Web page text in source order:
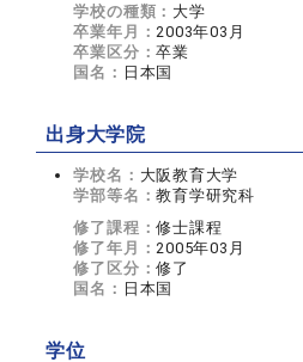
学校の種類： 大学
卒業年月： 2003年03月
卒業区分：卒業
国名： 日本国
出身大学院
学校名： 大阪教育大学
学部等名：教育学研究科
修了課程：修士課程
修了年月： 2005年03月
修了区分：修了
国名： 日本国
学位